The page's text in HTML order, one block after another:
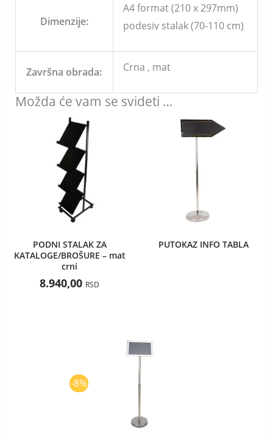
Dimenzije:
A4 format (210 x 297mm)
podesiv stalak (70-110 cm)
Završna obrada: Crna , mat
Možda će vam se svideti …
PODNI STALAK ZA
KATALOGE/BROŠURE – mat
crni
8.940,00 RSD
PUTOKAZ INFO TABLA
-8%
Originalna
5.460,00 RSD.